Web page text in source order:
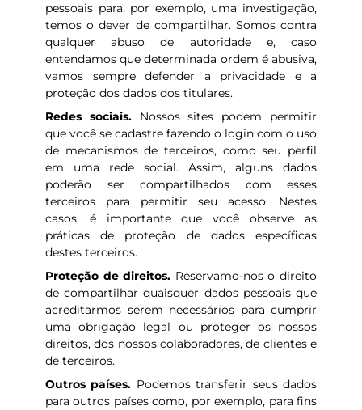
pessoais para, por exemplo, uma investigação,
temos o dever de compartilhar. Somos contra
qualquer abuso de autoridade e, caso
entendamos que determinada ordem é abusiva,
vamos sempre defender a privacidade e a
proteção dos dados dos titulares.
Redes sociais.Nossos sites podem permitir
que você se cadastre fazendo o login com o uso
de mecanismos de terceiros, como seu perfil
em uma rede social. Assim, alguns dados
poderão ser compartilhados com esses
terceiros para permitir seu acesso. Nestes
casos, é importante que você observe as
práticas de proteção de dados específicas
destes terceiros.
Proteção de direitos. Reservamo-nos o direito
de compartilhar quaisquer dados pessoais que
acreditarmos serem necessários para cumprir
uma obrigação legal ou proteger os nossos
direitos, dos nossos colaboradores, de clientes e
de terceiros.
Outros países. Podemos transferir seus dados
para outros países como, por exemplo, para fins